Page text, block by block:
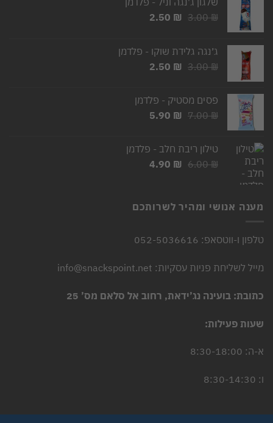
3.00₪
המחיר
3.00 ₪.
2.50 ₪
המחיר
2.50 ₪.
ג׳נגה גלידת שוקו - פלדמן
3.00₪
המחיר
3.00 ₪.
2.50 ₪
המחיר
2.50 ₪.
פסים מסטיק - פלדמן
7.00₪
המחיר
7.00 ₪.
5.90 ₪
המחיר
5.90 ₪.
טילון ריבת חלב - פלדמן
6.00₪
המחיר
6.00 ₪.
4.90 ₪
המחיר
4.90 ₪.
מענה אנושי ומהיר לשרותכם
טלפון ו-ווטסאפ: 052-5036616
מייל לשליחת פניות עסקיות: info@snackspoint.net
כתובת: בועינה נג’ידאת, רחוב אל סלאם מס’ 25
שעות פעילות:
א-ה: 8:30-18:00
ו: 8:30-14:30